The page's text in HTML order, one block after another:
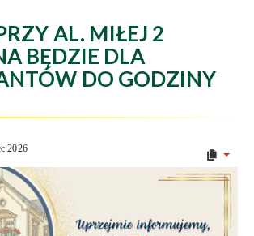
AL. MIŁEJ 2
BĘDZIE DLA
DO GODZINY
2026